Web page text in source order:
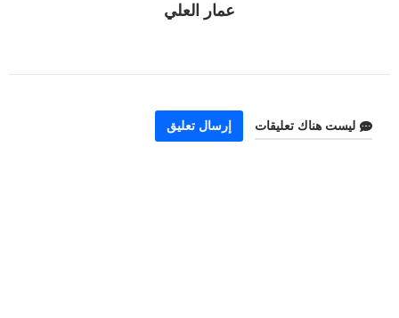
عمار العلي
ليست هناك تعليقات إرسال تعليق